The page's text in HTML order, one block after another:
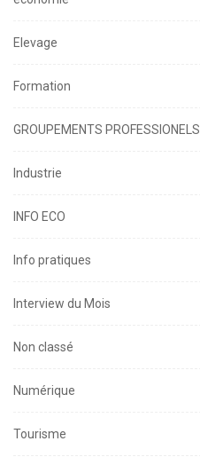
Elevage
Formation
GROUPEMENTS PROFESSIONELS
Industrie
INFO ECO
Info pratiques
Interview du Mois
Non classé
Numérique
Tourisme